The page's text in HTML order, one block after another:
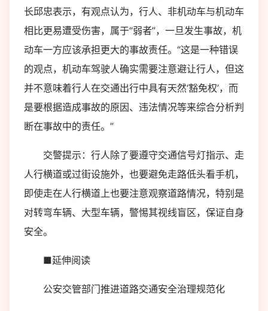
长邱忠表示，有观点认为，行人、非机动车与机动车
相比更易遭受伤害，属于“弱者”，一旦发生事故，机
动车一方应该承担更大的事故责任。“这是一种错误
的观点，机动车驾驶人确实需要注意避让行人，但这
并不意味着行人在交通出行中具有天然‘豁免权’，而
是要根据造成事故的原因、违法情况等来综合分析判
断在事故中的责任。”
交警提示：行人除了要遵守交通信号灯指示、走
人行横道或过街设施外，也要避免走路低头看手机，
即使走在人行横道上也要注意观察道路情况，特别是
对转弯车辆、大型车辆，警惕其视线盲区，保证自身
安全。
■延伸阅读
公安交管部门推进道路交通安全治理规范化